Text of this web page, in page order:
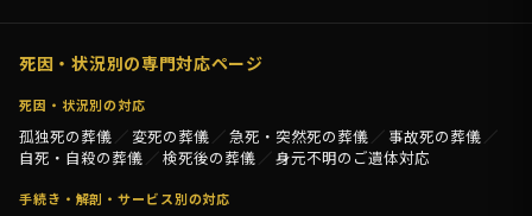
死因・状況別の専門対応ページ
死因・状況別の対応
孤独死の葬儀 変死の葬儀 急死・突然死の葬儀
事故死の葬儀
自死・自殺の葬儀
検死後の葬儀 身元不明のご遺体対応
手続き・解剖・サービス別の対応